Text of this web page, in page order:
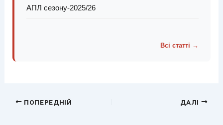
АПЛ сезону-2025/26
Всі статті →
ПОПЕРЕДНІЙ ДАЛІ